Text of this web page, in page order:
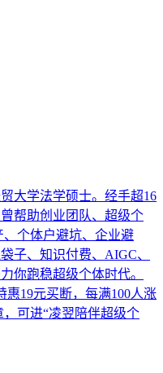
大学法学硕士。经手超16
帮助创业团队、超级个
个体户避坑、企业避
子、知识付费、AIGC、
你跑稳超级个体时代。
惠19元买断，每满100人涨
可进“凌翌陪伴超级个